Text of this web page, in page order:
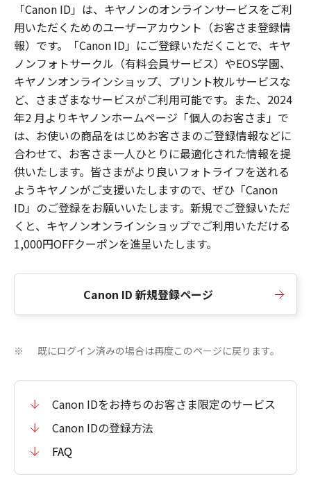
「Canon ID」は、キヤノンのオンラインサービスをご利
用いただくためのユーザーアカウント（お客さま登録情
報）です。「Canon ID」にご登録いただくことで、キヤ
ノンフォトサークル（有料会員サービス）やEOS学園、
キヤノンオンラインショップ、プリント枚ルサービスな
ど、さまざまなサービスがご利用可能です。また、2024
年2 月よりキヤノンホームページ「個人のお客さま」で
は、お使いの商品をはじめお客さまのご登録情報などに
合わせて、お客さま一人ひとりに最適化された情報を提
供いたします。皆さまがより良いフォトライフを送れる
ようキヤノンがご支援いたしますので、ぜひ「Canon
ID」のご登録をお願いいたします。新規でご登録いただ
くと、キヤノンオンラインショップでご利用いただける
1,000円OFFクーポンを進呈いたします。
Canon ID 新規登録ページ
※ 既にログイン済みの場合は再度このページに戻ります。
Canon IDをお持ちのお客さま限定のサービス
Canon IDの登録方法
FAQ